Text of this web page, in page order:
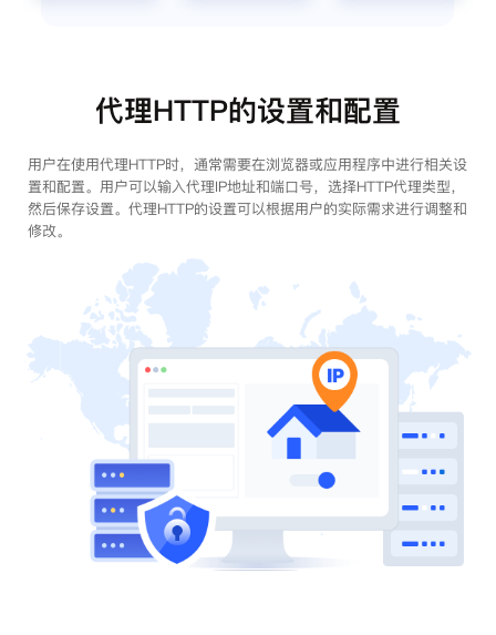
代理HTTP的设置和配置
用户在使用代理HTTP时，通常需要在浏览器或应用程序中进行相关设
置和配置。用户可以输入代理IP地址和端口号，选择HTTP代理类型，
然后保存设置。代理HTTP的设置可以根据用户的实际需求进行调整和
修改。